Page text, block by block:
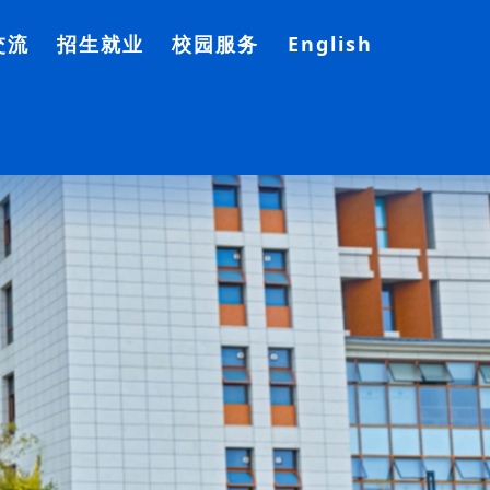
流 招生就业 校园服务 English